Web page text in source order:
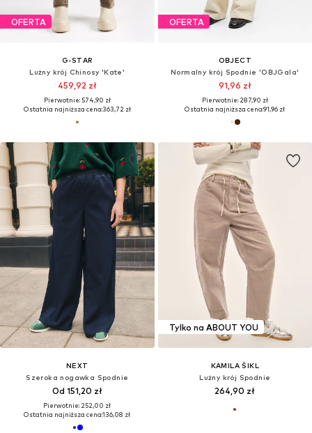
OFERTA
G-STAR
Lużny krój Chinosy 'Kate'
459,92 zł
Pierwotnie: 574,90 zł
Ostatnia najniższa cena:363,72 zł
OFERTA
OBJECT
Normalny krój Spodnie 'OBJGala'
91,96 zł
Pierwotnie: 287,90 zł
Ostatnia najniższa cena:91,96 zł
NEXT
Szeroka nogawka Spodnie
Od 151,20 zł
Pierwotnie: 252,00 zł
Ostatnia najniższa cena:136,08 zł
Tylko na ABOUT YOU
KAMILA ŠIKL
Lużny krój Spodnie
264,90 zł